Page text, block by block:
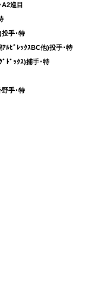
巡目
投手･特
ｱﾙﾋﾞﾚｯｸｽBC他)投手･特
ﾞﾄﾞｯｸｽ)捕手･特
野手･特